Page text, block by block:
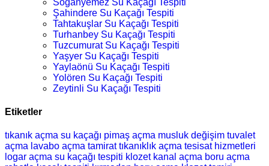
Şahindere Su Kaçağı Tespiti
Tahtakuşlar Su Kaçağı Tespiti
Turhanbey Su Kaçağı Tespiti
Tuzcumurat Su Kaçağı Tespiti
Yaşyer Su Kaçağı Tespiti
Yaylaönü Su Kaçağı Tespiti
Yolören Su Kaçağı Tespiti
Zeytinli Su Kaçağı Tespiti
Etiketler
tıkanık açma su kaçağı pimaş açma musluk değişim tuvalet
açma lavabo açma tamirat tıkanıklık açma tesisat hizmetleri
logar açma su kaçağı tespiti klozet kanal açma boru açma